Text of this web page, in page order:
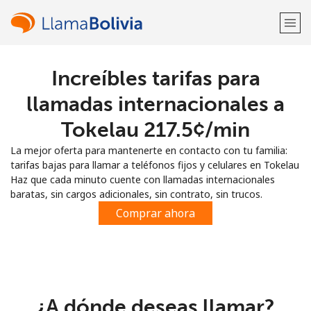
¡Bienvenido!
Regístrate con
Increíbles tarifas para
llamadas internacionales a
Tokelau ⁦217.5¢⁩/min
La mejor oferta para mantenerte en contacto con tu familia:
tarifas bajas para llamar a teléfonos fijos y celulares en Tokelau
Haz que cada minuto cuente con llamadas internacionales
baratas, sin cargos adicionales, sin contrato, sin trucos.
Comprar ahora